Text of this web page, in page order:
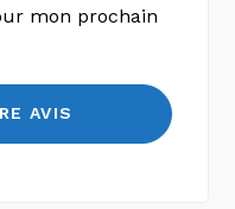
mon prochain